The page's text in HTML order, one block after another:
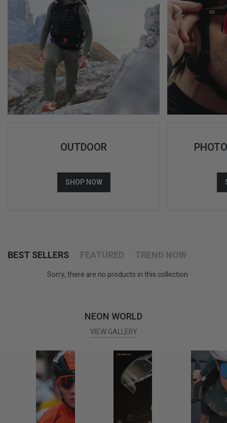
OUTDOOR
SHOP NOW
BEST SELLERS FEATURED TREND NOW
Sorry, there are no products in this collection
NEON WORLD
VIEW GALLERY